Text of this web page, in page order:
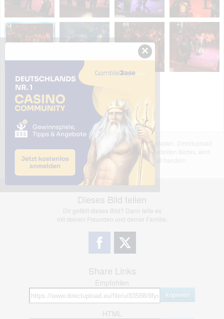
Das dargestellte Bild wurde von einem Nutzer hochgeladen. Directupload
übernimmt keinerlei Haftung für den Inhalt des dargestellten Bildes, wird
jedoch bei Verstößen nach §2(3) unserer AGB handeln.
Dieses Bild teilen
Dir gefällt dieses Bild? Dann teile es
mit deinen Freunden und deiner Familie.
Share Links
Empfohlen
kopieren
HTML
×